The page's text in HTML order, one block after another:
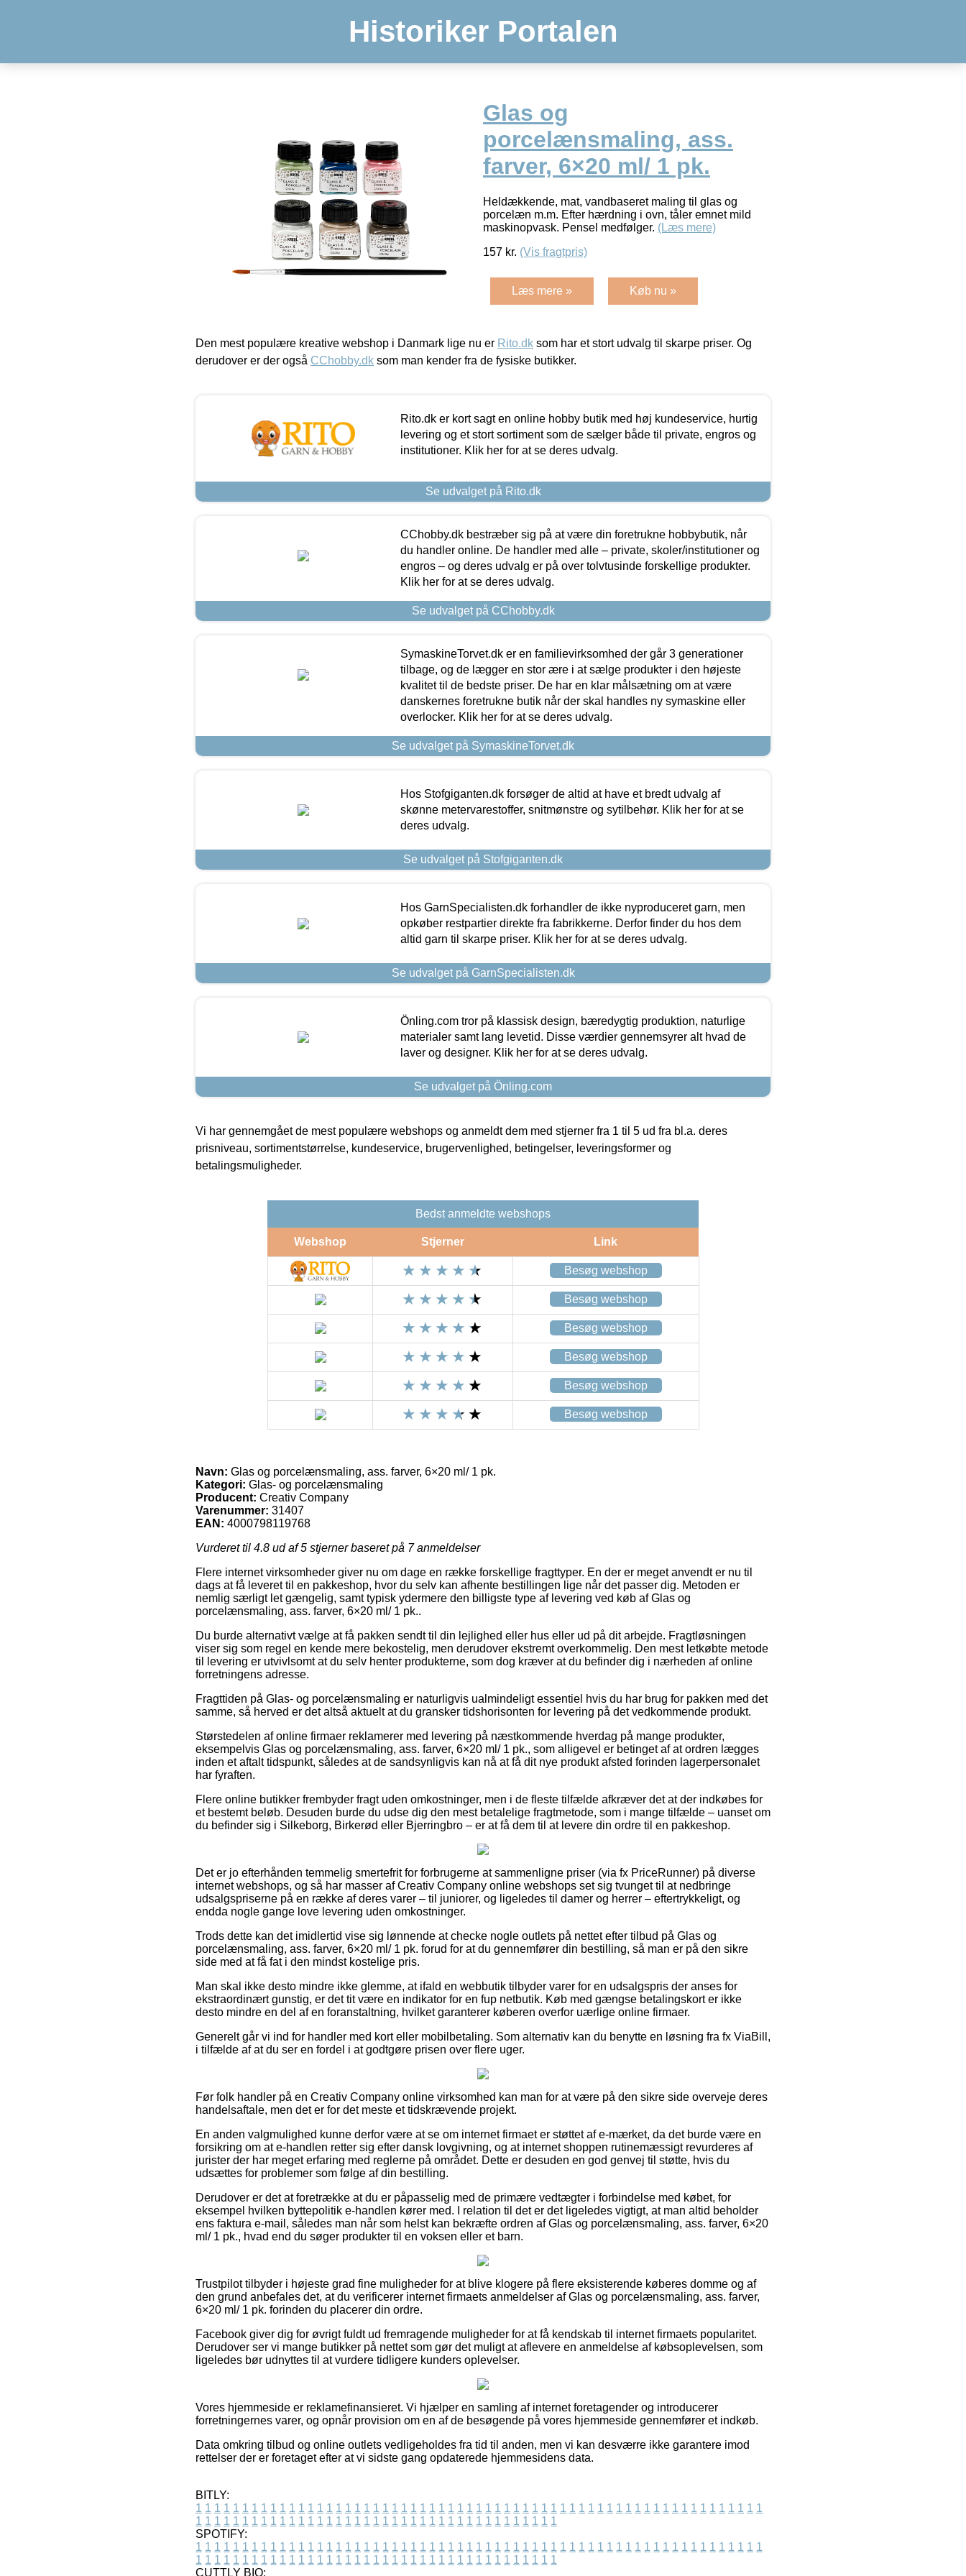
Historiker Portalen
Glas og
porcelænsmaling, ass.
farver, 6×20 ml/ 1 pk.
Heldækkende, mat, vandbaseret maling til glas og
porcelæn m.m. Efter hærdning i ovn, tåler emnet mild
maskinopvask. Pensel medfølger. (Læs mere)
157 kr. (Vis fragtpris)
Læs mere » Køb nu »
Den mest populære kreative webshop i Danmark lige nu er Rito.dk som har et stort udvalg til skarpe priser. Og
derudover er der også CChobby.dk som man kender fra de fysiske butikker.
Rito.dk er kort sagt en online hobby butik med høj kundeservice, hurtig
levering og et stort sortiment som de sælger både til private, engros og
institutioner. Klik her for at se deres udvalg.
Se udvalget på Rito.dk
CChobby.dk bestræber sig på at være din foretrukne hobbybutik, når
du handler online. De handler med alle – private, skoler/institutioner og
engros – og deres udvalg er på over tolvtusinde forskellige produkter.
Klik her for at se deres udvalg.
Se udvalget på CChobby.dk
SymaskineTorvet.dk er en familievirksomhed der går 3 generationer
tilbage, og de lægger en stor ære i at sælge produkter i den højeste
kvalitet til de bedste priser. De har en klar målsætning om at være
danskernes foretrukne butik når der skal handles ny symaskine eller
overlocker. Klik her for at se deres udvalg.
Se udvalget på SymaskineTorvet.dk
Hos Stofgiganten.dk forsøger de altid at have et bredt udvalg af
skønne metervarestoffer, snitmønstre og sytilbehør. Klik her for at se
deres udvalg.
Se udvalget på Stofgiganten.dk
Hos GarnSpecialisten.dk forhandler de ikke nyproduceret garn, men
opkøber restpartier direkte fra fabrikkerne. Derfor finder du hos dem
altid garn til skarpe priser. Klik her for at se deres udvalg.
Se udvalget på GarnSpecialisten.dk
Önling.com tror på klassisk design, bæredygtig produktion, naturlige
materialer samt lang levetid. Disse værdier gennemsyrer alt hvad de
laver og designer. Klik her for at se deres udvalg.
Se udvalget på Önling.com
Vi har gennemgået de mest populære webshops og anmeldt dem med stjerner fra 1 til 5 ud fra bl.a. deres
prisniveau, sortimentstørrelse, kundeservice, brugervenlighed, betingelser, leveringsformer og
betalingsmuligheder.
Bedst anmeldte webshops
Webshop Stjerner Link
Besøg webshop
Besøg webshop
Besøg webshop
Besøg webshop
Besøg webshop
Besøg webshop
Navn: Glas og porcelænsmaling, ass. farver, 6×20 ml/ 1 pk.
Kategori: Glas- og porcelænsmaling
Producent: Creativ Company
Varenummer: 31407
EAN: 4000798119768
Vurderet til 4.8 ud af 5 stjerner baseret på 7anmeldelser
Flere internet virksomheder giver nu om dage en række forskellige fragttyper. En der er meget anvendt er nu til
dags at få leveret til en pakkeshop, hvor du selv kan afhente bestillingen lige når det passer dig. Metoden er
nemlig særligt let gængelig, samt typisk ydermere den billigste type af levering ved køb af Glas og
porcelænsmaling, ass. farver, 6×20 ml/ 1 pk..
Du burde alternativt vælge at få pakken sendt til din lejlighed eller hus eller ud på dit arbejde. Fragtløsningen
viser sig som regel en kende mere bekostelig, men derudover ekstremt overkommelig. Den mest letkøbte metode
til levering er utvivlsomt at du selv henter produkterne, som dog kræver at du befinder dig i nærheden af online
forretningens adresse.
Fragttiden på Glas- og porcelænsmaling er naturligvis ualmindeligt essentiel hvis du har brug for pakken med det
samme, så herved er det altså aktuelt at du gransker tidshorisonten for levering på det vedkommende produkt.
Størstedelen af online firmaer reklamerer med levering på næstkommende hverdag på mange produkter,
eksempelvis Glas og porcelænsmaling, ass. farver, 6×20 ml/ 1 pk., som alligevel er betinget af at ordren lægges
inden et aftalt tidspunkt, således at de sandsynligvis kan nå at få dit nye produkt afsted forinden lagerpersonalet
har fyraften.
Flere online butikker frembyder fragt uden omkostninger, men i de fleste tilfælde afkræver det at der indkøbes for
et bestemt beløb. Desuden burde du udse dig den mest betalelige fragtmetode, som i mange tilfælde – uanset om
du befinder sig i Silkeborg, Birkerød eller Bjerringbro – er at få dem til at levere din ordre til en pakkeshop.
Det er jo efterhånden temmelig smertefrit for forbrugerne at sammenligne priser (via fx PriceRunner) på diverse
internet webshops, og så har masser af Creativ Company online webshops set sig tvunget til at nedbringe
udsalgspriserne på en række af deres varer – til juniorer, og ligeledes til damer og herrer – eftertrykkeligt, og
endda nogle gange love levering uden omkostninger.
Trods dette kan det imidlertid vise sig lønnende at checke nogle outlets på nettet efter tilbud på Glas og
porcelænsmaling, ass. farver, 6×20 ml/ 1 pk. forud for at du gennemfører din bestilling, så man er på den sikre
side med at få fat i den mindst kostelige pris.
Man skal ikke desto mindre ikke glemme, at ifald en webbutik tilbyder varer for en udsalgspris der anses for
ekstraordinært gunstig, er det tit være en indikator for en fup netbutik. Køb med gængse betalingskort er ikke
desto mindre en del af en foranstaltning, hvilket garanterer køberen overfor uærlige online firmaer.
Generelt går vi ind for handler med kort eller mobilbetaling. Som alternativ kan du benytte en løsning fra fx ViaBill,
i tilfælde af at du ser en fordel i at godtgøre prisen over flere uger.
Før folk handler på en Creativ Company online virksomhed kan man for at være på den sikre side overveje deres
handelsaftale, men det er for det meste et tidskrævende projekt.
En anden valgmulighed kunne derfor være at se om internet firmaet er støttet af e-mærket, da det burde være en
forsikring om at e-handlen retter sig efter dansk lovgivning, og at internet shoppen rutinemæssigt revurderes af
jurister der har meget erfaring med reglerne på området. Dette er desuden en god genvej til støtte, hvis du
udsættes for problemer som følge af din bestilling.
Derudover er det at foretrække at du er påpasselig med de primære vedtægter i forbindelse med købet, for
eksempel hvilken byttepolitik e-handlen kører med. I relation til det er det ligeledes vigtigt, at man altid beholder
ens faktura e-mail, således man når som helst kan bekræfte ordren af Glas og porcelænsmaling, ass. farver, 6×20
ml/ 1 pk., hvad end du søger produkter til en voksen eller et barn.
Trustpilot tilbyder i højeste grad fine muligheder for at blive klogere på flere eksisterende køberes domme og af
den grund anbefales det, at du verificerer internet firmaets anmeldelser af Glas og porcelænsmaling, ass. farver,
6×20 ml/ 1 pk. forinden du placerer din ordre.
Facebook giver dig for øvrigt fuldt ud fremragende muligheder for at få kendskab til internet firmaets popularitet.
Derudover ser vi mange butikker på nettet som gør det muligt at aflevere en anmeldelse af købsoplevelsen, som
ligeledes bør udnyttes til at vurdere tidligere kunders oplevelser.
Vores hjemmeside er reklamefinansieret. Vi hjælper en samling af internet foretagender og introducerer
forretningernes varer, og opnår provision om en af de besøgende på vores hjemmeside gennemfører et indkøb.
Data omkring tilbud og online outlets vedligeholdes fra tid til anden, men vi kan desværre ikke garantere imod
rettelser der er foretaget efter at vi sidste gang opdaterede hjemmesidens data.
BITLY:
1 1 1 1 1 1 1 1 1 1 1 1 1 1 1 1 1 1 1 1 1 1 1 1 1 1 1 1 1 1 1 1 1 1 1 1 1 1 1 1 1 1 1 1 1 1 1 1 1 1 1 1 1 1 1 1 1 1 1 1 1
1 1 1 1 1 1 1 1 1 1 1 1 1 1 1 1 1 1 1 1 1 1 1 1 1 1 1 1 1 1 1 1 1 1 1 1 1 1 1
SPOTIFY:
1 1 1 1 1 1 1 1 1 1 1 1 1 1 1 1 1 1 1 1 1 1 1 1 1 1 1 1 1 1 1 1 1 1 1 1 1 1 1 1 1 1 1 1 1 1 1 1 1 1 1 1 1 1 1 1 1 1 1 1 1
1 1 1 1 1 1 1 1 1 1 1 1 1 1 1 1 1 1 1 1 1 1 1 1 1 1 1 1 1 1 1 1 1 1 1 1 1 1 1
CUTTLY BIO: